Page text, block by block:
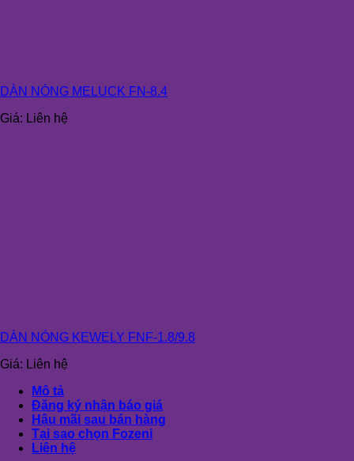
DÀN NÓNG MELUCK FN-8.4
Giá: Liên hệ
DÀN NÓNG KEWELY FNF-1.8/9.8
Giá: Liên hệ
Mô tả
Đăng ký nhận báo giá
Hậu mãi sau bán hàng
Tại sao chọn Fozeni
Liên hệ